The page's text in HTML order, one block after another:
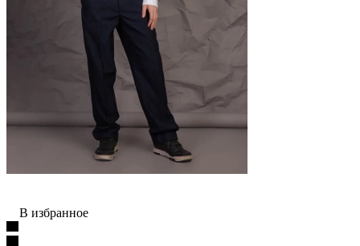
В избранное